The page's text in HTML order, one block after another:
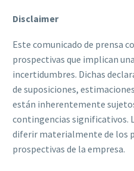
Disclaimer
Este comunicado de prensa
prospectivas que implican
incertidumbres. Dichas
de suposiciones,
están inherentemente
contingencias significativos.
diferir materialmente de los
prospectivas de la empresa.